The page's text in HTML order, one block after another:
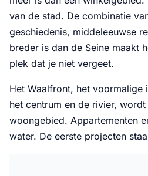
van de stad. De combinatie
geschiedenis, middeleeuwse
breder is dan de Seine maakt
plek dat je niet vergeet.
Het Waalfront, het voormalige
het centrum en de rivier,
woongebied. Appartementen
water. De eerste projecten